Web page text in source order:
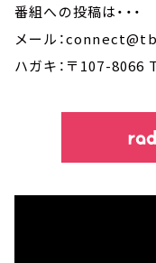
番組への投稿は・・・
メール：
ハガキ：〒107-8066